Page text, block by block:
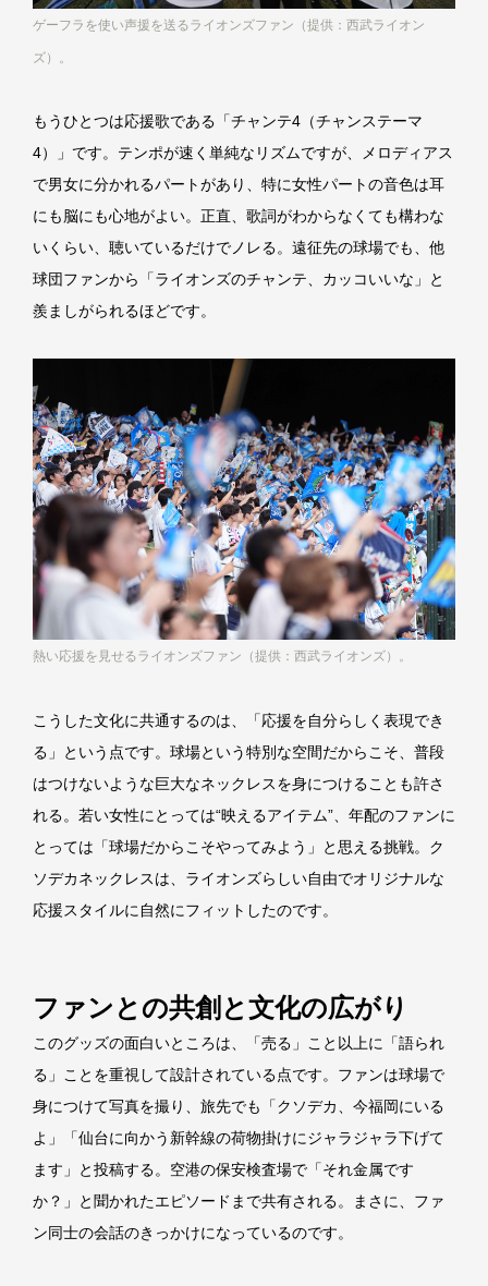
ゲーフラを使い声援を送るライオンズファン（提供：西武ライオン
ズ）。
もうひとつは応援歌である「チャンテ4（チャンステーマ
4）」です。テンポが速く単純なリズムですが、メロディアス
で男女に分かれるパートがあり、特に女性パートの音色は耳
にも脳にも心地がよい。正直、歌詞がわからなくても構わな
いくらい、聴いているだけでノレる。遠征先の球場でも、他
球団ファンから「ライオンズのチャンテ、カッコいいな」と
羨ましがられるほどです。
熱い応援を見せるライオンズファン（提供：西武ライオンズ）。
こうした文化に共通するのは、「応援を自分らしく表現でき
る」という点です。球場という特別な空間だからこそ、普段
はつけないような巨大なネックレスを身につけることも許さ
れる。若い女性にとっては“映えるアイテム”、年配のファンに
とっては「球場だからこそやってみよう」と思える挑戦。ク
ソデカネックレスは、ライオンズらしい自由でオリジナルな
応援スタイルに自然にフィットしたのです。
ファンとの共創と文化の広がり
このグッズの面白いところは、「売る」こと以上に「語られ
る」ことを重視して設計されている点です。ファンは球場で
身につけて写真を撮り、旅先でも「クソデカ、今福岡にいる
よ」「仙台に向かう新幹線の荷物掛けにジャラジャラ下げて
ます」と投稿する。空港の保安検査場で「それ金属です
か？」と聞かれたエピソードまで共有される。まさに、ファ
ン同士の会話のきっかけになっているのです。